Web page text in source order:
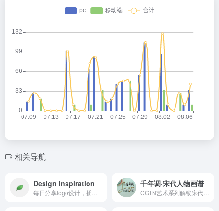
相关导航
Design Inspiration 千年调·宋代人物画谱